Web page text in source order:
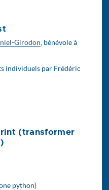
Girodon , bénévole à
individuels par Frédéric
(transformer
python)